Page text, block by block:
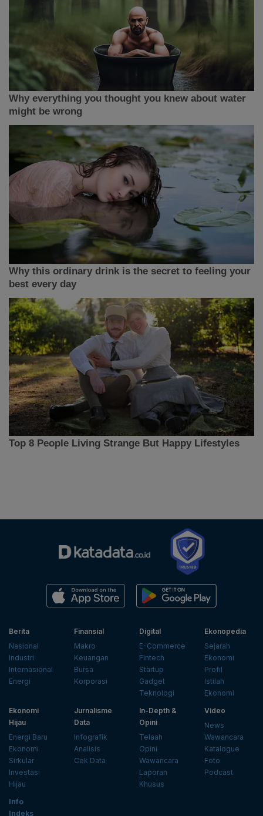
Berita
Nasional
Industri
Internasional
Energi
Finansial
Makro
Keuangan
Bursa
Korporasi
Digital
E-Commerce
Fintech
Startup
Gadget
Teknologi
Ekonopedia
Sejarah
Ekonomi
Profil
Istilah
Ekonomi
Ekonomi
Hijau
Energi Baru
Ekonomi
Sirkular
Investasi
Hijau
Jurnalisme
Data
Infografik
Analisis
Cek Data
In-Depth &
Opini
Telaah
Opini
Wawancara
Laporan
Khusus
Video
News
Wawancara
Katalogue
Foto
Podcast
Info
Indeks